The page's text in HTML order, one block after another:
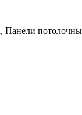
Панели